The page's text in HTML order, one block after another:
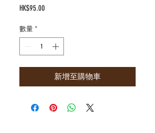
HK$95.00
數量 *
新增至購物車